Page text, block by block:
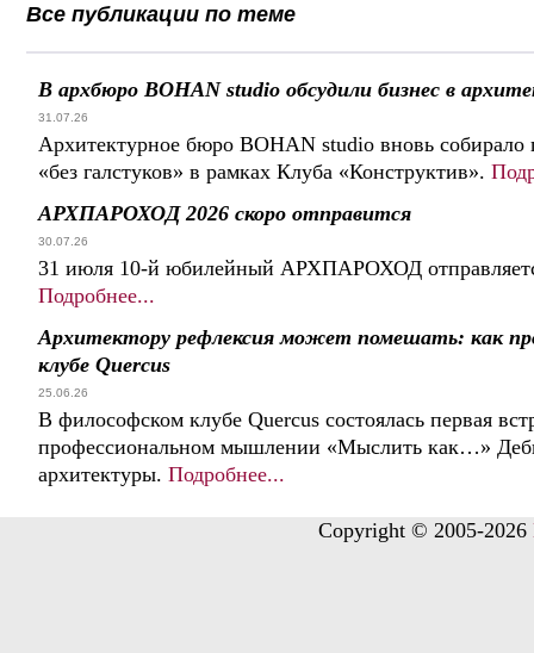
Все публикации по теме
В архбюро BOHAN studio обсудили бизнес в
31.07.26
Архитектурное бюро BOHAN studio вновь
«без галстуков» в рамках Клуба «Конструктив».
АРХПАРОХОД 2026 скоро отправится
30.07.26
31 июля 10-й юбилейный АРХПАРОХОД
Подробнее...
Архитектору рефлексия может помешать: как
клубе Quercus
25.06.26
В философском клубе Quercus состоялась первая
профессиональном мышлении «Мыслить как…»
архитектуры. Подробнее...
Copyright © 2005-2026